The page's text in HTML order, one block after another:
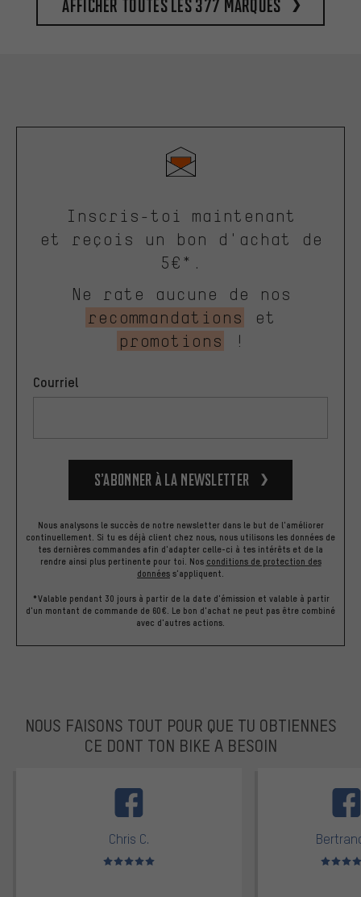
Afficher toutes les 377 marques
Inscris-toi maintenant
et reçois un bon d'achat de
5€*.
Ne rate aucune de nos
recommandations
et
promotions
!
Courriel
S’abonner à la newsletter
Nous analysons le succès de notre newsletter dans le but de l'améliorer
continuellement. Si tu es déjà client chez nous, nous utilisons les données de
tes dernières commandes afin d'adapter celle-ci à tes intérêts et de la
rendre ainsi plus pertinente pour toi. Nos conditions de protection des
données s'appliquent.
*Valable pendant 30 jours à partir de la date d'émission et valable à partir
d'un montant de commande de 60€. Le bon d'achat ne peut pas être combiné
avec d'autres actions.
NOUS FAISONS TOUT POUR QUE TU OBTIENNES
CE DONT TON BIKE A BESOIN
Chris C.
Note moyenne : 5 sur 5 Note